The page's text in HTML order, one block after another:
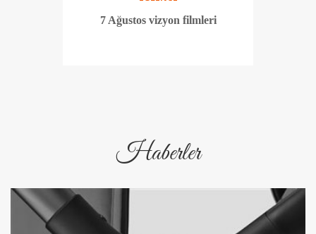
7 Ağustos vizyon filmleri
Haberler